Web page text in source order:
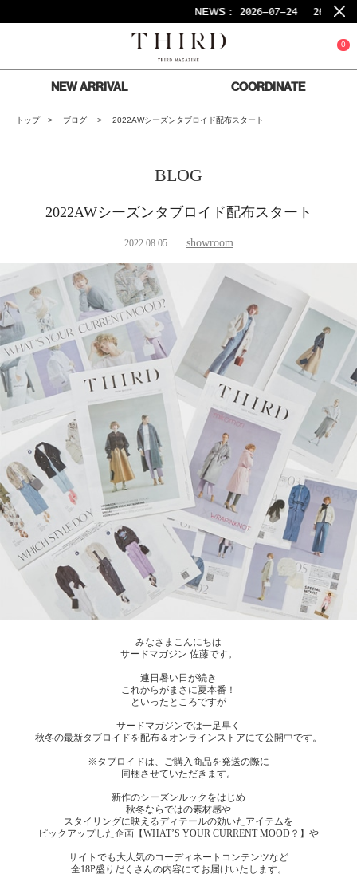
NEWS : 2026-07-24 26SS FINAL
0
NEW ARRIVAL COORDINATE
トップ ブログ 2022AWシーズンタブロイド配布スタート
BLOG
2022AWシーズンタブロイド配布スタート
2022.08.05 showroom
みなさまこんにちは
サードマガジン 佐藤です。
連日暑い日が続き
これからがまさに夏本番！
といったところですが
サードマガジンでは一足早く
秋冬の最新タブロイドを配布＆オンラインストアにて公開中です。
※タブロイドは、ご購入商品を発送の際に
同梱させていただきます。
新作のシーズンルックをはじめ
秋冬ならではの素材感や
スタイリングに映えるディテールの効いたアイテムを
ピックアップした企画【WHAT’S YOUR CURRENT MOOD？】や
サイトでも大人気のコーディネートコンテンツなど
全18P盛りだくさんの内容にてお届けいたします。